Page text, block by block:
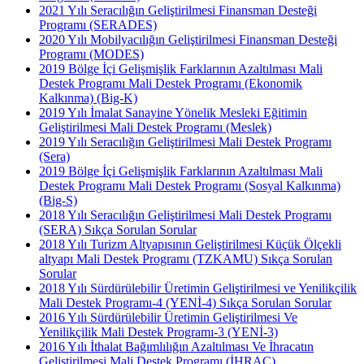
2021 Yılı Seracılığın Geliştirilmesi Finansman Desteği
Programı (SERADES)
2020 Yılı Mobilyacılığın Geliştirilmesi Finansman Desteği
Programı (MODES)
2019 Bölge İçi Gelişmişlik Farklarının Azaltılması Mali
Destek Programı Mali Destek Programı (Ekonomik
Kalkınma) (Big-K)
2019 Yılı İmalat Sanayine Yönelik Mesleki Eğitimin
Geliştirilmesi Mali Destek Programı (Meslek)
2019 Yılı Seracılığın Geliştirilmesi Mali Destek Programı
(Sera)
2019 Bölge İçi Gelişmişlik Farklarının Azaltılması Mali
Destek Programı Mali Destek Programı (Sosyal Kalkınma)
(Big-S)
2018 Yılı Seracılığın Geliştirilmesi Mali Destek Programı
(SERA) Sıkça Sorulan Sorular
2018 Yılı Turizm Altyapısının Geliştirilmesi Küçük Ölçekli
altyapı Mali Destek Programı (TZKAMU) Sıkça Sorulan
Sorular
2018 Yılı Sürdürülebilir Üretimin Geliştirilmesi ve Yenilikçilik
Mali Destek Programı-4 (YENİ-4) Sıkça Sorulan Sorular
2016 Yılı Sürdürülebilir Üretimin Geliştirilmesi Ve
Yenilikçilik Mali Destek Programı-3 (YENİ-3)
2016 Yılı İthalat Bağımlılığın Azaltılması Ve İhracatın
Geliştirilmesi Mali Destek Programı (İHRAC)